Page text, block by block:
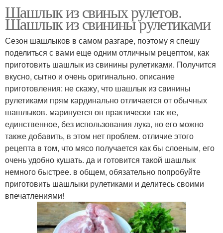
Шашлык из свиных рулетов.
Шашлык из свинины рулетиками
Сезон шашлыков в самом разгаре, поэтому я спешу
поделиться с вами еще одним отличным рецептом, как
приготовить шашлык из свинины рулетиками. Получится
вкусно, сытно и очень оригинально. описание
приготовления: не скажу, что шашлык из свинины
рулетиками прям кардинально отличается от обычных
шашлыков. маринуется он практически так же,
единственное, без использования лука, но его можно
также добавить, в этом нет проблем. отличие этого
рецепта в том, что мясо получается как бы слоеным, его
очень удобно кушать. да и готовится такой шашлык
немного быстрее. в общем, обязательно попробуйте
приготовить шашлыки рулетиками и делитесь своими
впечатлениями!